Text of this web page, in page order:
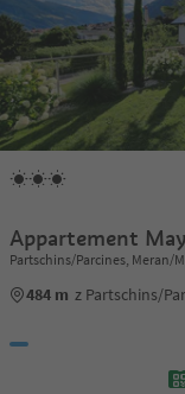
Appartement
Partschins/Parcines, Meran/
484 m z Partschins/